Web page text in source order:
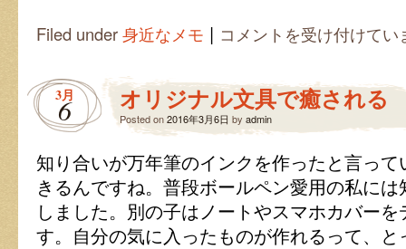
Filed under身近なメモ |
た
く
の
書
類
し
ま
い
方
コメントを受け付けてい
3月
6 オリジナル文具で癒される
Posted on2016年3月6日 by admin
知り合いが万年筆のインクを作ったと言っ
きるんですね。普段ボールペン愛用の私に
しました。別の子はノートやスマホカバー
す。自分の気に入ったものが作れるって、